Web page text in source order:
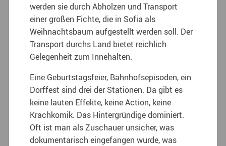
werden sie durch Abholzen und Transport
einer großen Fichte, die in Sofia als
Weihnachtsbaum aufgestellt werden soll. Der
Transport durchs Land bietet reichlich
Gelegenheit zum Innehalten.
Eine Geburtstagsfeier, Bahnhofsepisoden, ein
Dorffest sind drei der Stationen. Da gibt es
keine lauten Effekte, keine Action, keine
Krachkomik. Das Hintergründige dominiert.
Oft ist man als Zuschauer unsicher, was
dokumentarisch eingefangen wurde, was